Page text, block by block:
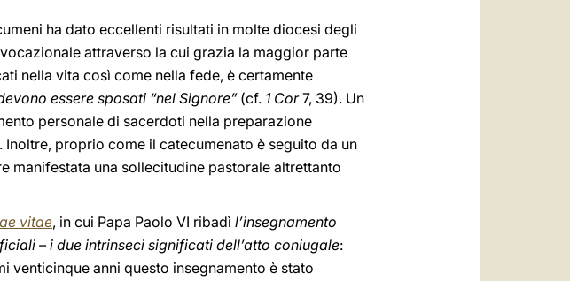
ha dato eccellenti risultati in molte diocesi degli
attraverso la cui grazia la maggior parte
nella vita così come nella fede, è certamente
essere sposati “nel Signore”(cf. 1 Cor7, 39). Un
personale di sacerdoti nella preparazione
proprio come il catecumenato è seguito da un
manifestata una sollecitudine pastorale altrettanto
vitae, in cui Papa Paolo VI ribadì l’insegnamento
– i due intrinseci significati dell’atto coniugale:
venticinque anni questo insegnamento è stato